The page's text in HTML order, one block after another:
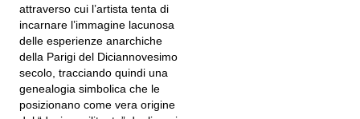
attraverso cui l’artista tenta di
incarnare l’immagine lacunosa
delle esperienze anarchiche
della Parigi del Diciannovesimo
secolo, tracciando quindi una
genealogia simbolica che le
posizionano come vera origine